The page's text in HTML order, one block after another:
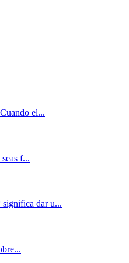
el...
f...
significa dar u...